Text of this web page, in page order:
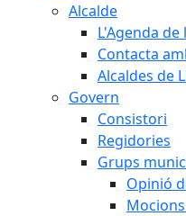
Alcalde
L'Agenda de
Contacta
Alcaldes de
Govern
Consistori
Regidories
Grups
Opinió